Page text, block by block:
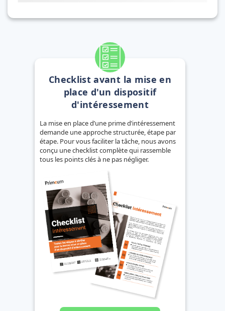
Checklist avant la mise en
place d'un dispositif
d'intéressement
La mise en place d’une prime d’intéressement
demande une approche structurée, étape par
étape. Pour vous faciliter la tâche, nous avons
conçu une checklist complète qui rassemble
tous les points clés à ne pas négliger.